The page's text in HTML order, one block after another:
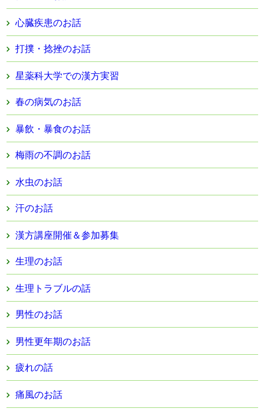
心臓疾患のお話
打撲・捻挫のお話
星薬科大学での漢方実習
春の病気のお話
暴飲・暴食のお話
梅雨の不調のお話
水虫のお話
汗のお話
漢方講座開催＆参加募集
生理のお話
生理トラブルの話
男性のお話
男性更年期のお話
疲れの話
痛風のお話